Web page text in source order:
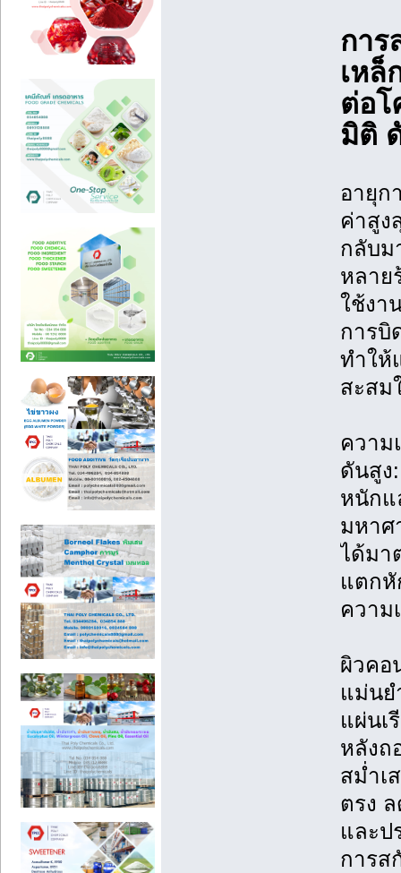
การ
เห
ต่อโ
มิติ
อายุก
ค่าสูง
กลับม
หลาย
ใช้งา
การบิ
ทำให้
สะสม
ความ
ดันสูง
หนักแ
มหาศ
ได้มา
แตกหั
ความ
ผิวคอ
แม่นย
แผ่นเ
หลังถ
สม่ำเ
ตรง
และป
การส